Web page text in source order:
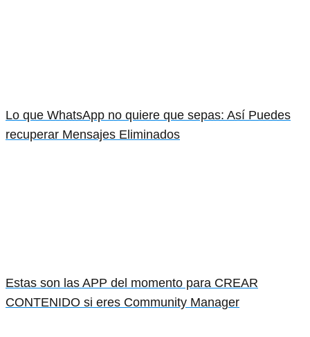
Lo que WhatsApp no quiere que sepas: Así Puedes
recuperar Mensajes Eliminados
Estas son las APP del momento para CREAR
CONTENIDO si eres Community Manager